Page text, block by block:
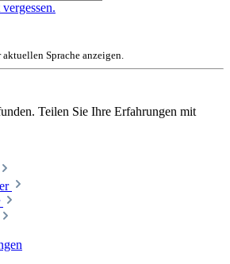
Sprache anzeigen.
Teilen Sie Ihre Erfahrungen mit